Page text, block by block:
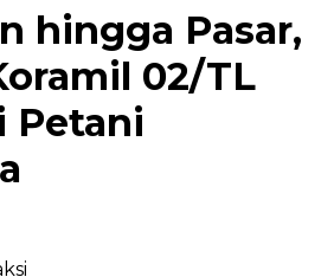
hingga Pasar,
02/TL
Petani